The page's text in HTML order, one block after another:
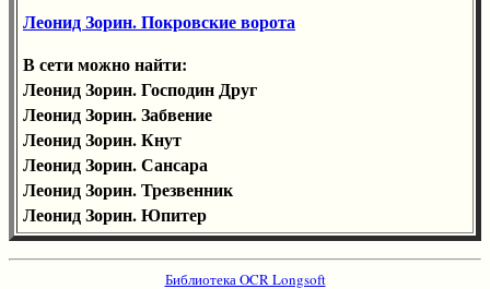
Леонид Зорин. Покровские ворота
В сети можно найти:
Леонид Зорин. Господин Друг
Леонид Зорин. Забвение
Леонид Зорин. Кнут
Леонид Зорин. Сансара
Леонид Зорин. Трезвенник
Леонид Зорин. Юпитер
Библиотека OCR Longsoft